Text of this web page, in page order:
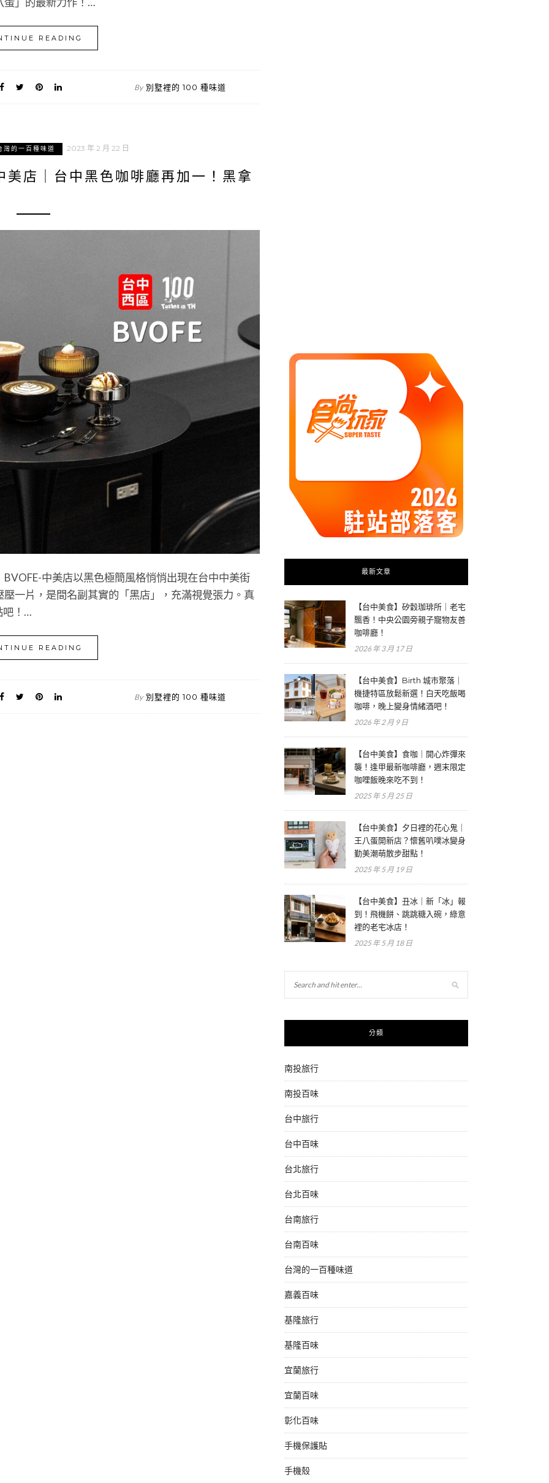
READING
By 別墅裡的 100 種味道
灣的一百種味道 2023 年 2 月 22 日
美店｜台中黑色咖啡廳再加一！黑拿
中美店以黑色極簡風格悄悄出現在台中中美街
一片，是間名副其實的「黑店」，充滿視覺張力。真
吧！…
READING
By 別墅裡的 100 種味道
最新文章
【台中美食】矽穀珈琲所｜老宅
飄香！中央公園旁親子寵物友善
咖啡廳！
2026 年 3 月 17 日
【台中美食】Birth 城市聚落｜
機捷特區放鬆新選！白天吃飯喝
咖啡，晚上變身情緒酒吧！
2026 年 2 月 9 日
【台中美食】食咖｜開心炸彈來
襲！逢甲最新咖啡廳，週末限定
咖哩飯晚來吃不到！
2025 年 5 月 25 日
【台中美食】夕日裡的花心鬼｜
王八蛋開新店？懷舊叭噗冰變身
勤美潮萌散步甜點！
2025 年 5 月 19 日
【台中美食】丑冰｜新「冰」報
到！飛機餅、跳跳糖入碗，綠意
裡的老宅冰店！
2025 年 5 月 18 日
分類
南投旅行
南投百味
台中旅行
台中百味
台北旅行
台北百味
台南旅行
台南百味
台灣的一百種味道
嘉義百味
基隆旅行
基隆百味
宜蘭旅行
宜蘭百味
彰化百味
手機保護貼
手機殼